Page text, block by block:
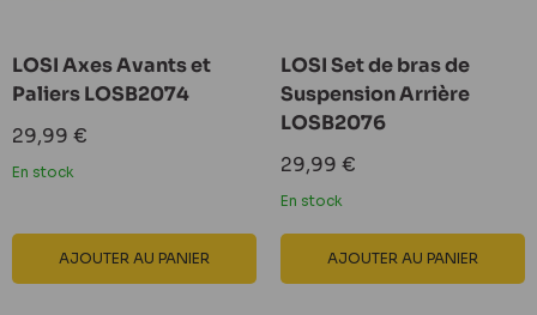
LOSI Axes Avants et
Paliers LOSB2074
Prix
réduit
29,99 €
En stock
AJOUTER AU PANIER
LOSI Set de bras de
Suspension Arrière
LOSB2076
Prix
réduit
29,99 €
En stock
AJOUTER AU PANIER